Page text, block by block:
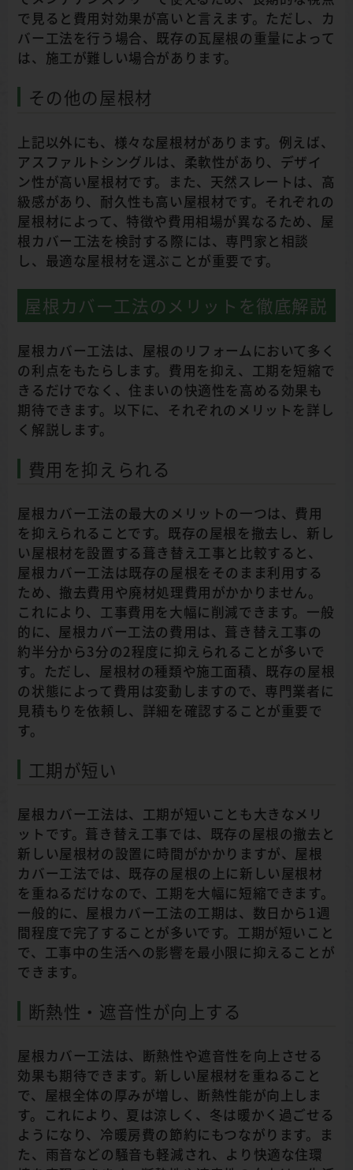
で見ると費用対効果が高いと言えます。ただし、カ
バー工法を行う場合、既存の瓦屋根の重量によって
は、施工が難しい場合があります。
その他の屋根材
上記以外にも、様々な屋根材があります。例えば、
アスファルトシングルは、柔軟性があり、デザイ
ン性が高い屋根材です。また、天然スレートは、高
級感があり、耐久性も高い屋根材です。それぞれの
屋根材によって、特徴や費用相場が異なるため、屋
根カバー工法を検討する際には、専門家と相談
し、最適な屋根材を選ぶことが重要です。
屋根カバー工法のメリットを徹底解説
屋根カバー工法は、屋根のリフォームにおいて多く
の利点をもたらします。費用を抑え、工期を短縮で
きるだけでなく、住まいの快適性を高める効果も
期待できます。以下に、それぞれのメリットを詳し
く解説します。
費用を抑えられる
屋根カバー工法の最大のメリットの一つは、費用
を抑えられることです。既存の屋根を撤去し、新し
い屋根材を設置する葺き替え工事と比較すると、
屋根カバー工法は既存の屋根をそのまま利用する
ため、撤去費用や廃材処理費用がかかりません。
これにより、工事費用を大幅に削減できます。一般
的に、屋根カバー工法の費用は、葺き替え工事の
約半分から3分の2程度に抑えられることが多いで
す。ただし、屋根材の種類や施工面積、既存の屋根
の状態によって費用は変動しますので、専門業者に
見積もりを依頼し、詳細を確認することが重要で
す。
工期が短い
屋根カバー工法は、工期が短いことも大きなメリ
ットです。葺き替え工事では、既存の屋根の撤去と
新しい屋根材の設置に時間がかかりますが、屋根
カバー工法では、既存の屋根の上に新しい屋根材
を重ねるだけなので、工期を大幅に短縮できます。
一般的に、屋根カバー工法の工期は、数日から1週
間程度で完了することが多いです。工期が短いこと
で、工事中の生活への影響を最小限に抑えることが
できます。
断熱性・遮音性が向上する
屋根カバー工法は、断熱性や遮音性を向上させる
効果も期待できます。新しい屋根材を重ねること
で、屋根全体の厚みが増し、断熱性能が向上しま
す。これにより、夏は涼しく、冬は暖かく過ごせる
ようになり、冷暖房費の節約にもつながります。ま
た、雨音などの騒音も軽減され、より快適な住環